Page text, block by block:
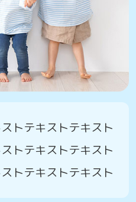
トテキストテキスト
トテキストテキスト
トテキストテキスト